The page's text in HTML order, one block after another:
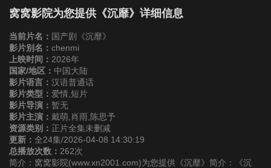
第07集 第08集
第10集
第13集
第16集
第19集 第20集
窝窝影院为您提供《沉靡》详细信息
当前片名： 国产剧《沉靡》
影片别名： chenmi
上映时间： 2026年
国家/地区： 中国大陆
影片语言： 汉语普通话
影片类型： 爱情,短片
影片导演： 暂无
影片主演： 戴萌,肖雨,陈思予
资源类别： 正片全集未删减
更新： 全24集/2026-04-08 14:30:19
总播放次数： 262次
简介：窝窝影院(www.xn2001.com)为您提供《沉靡》简介：《沉